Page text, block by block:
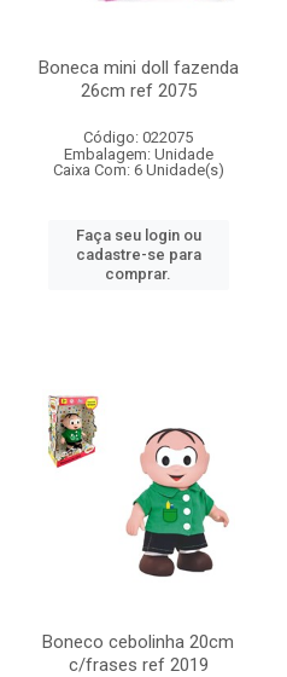
Boneca mini doll fazenda
26cm ref 2075
Código: 022075
Embalagem: Unidade
Caixa Com: 6 Unidade(s)
Faça seu login ou
cadastre-se para
comprar.
Boneco cebolinha 20cm
c/frases ref 2019